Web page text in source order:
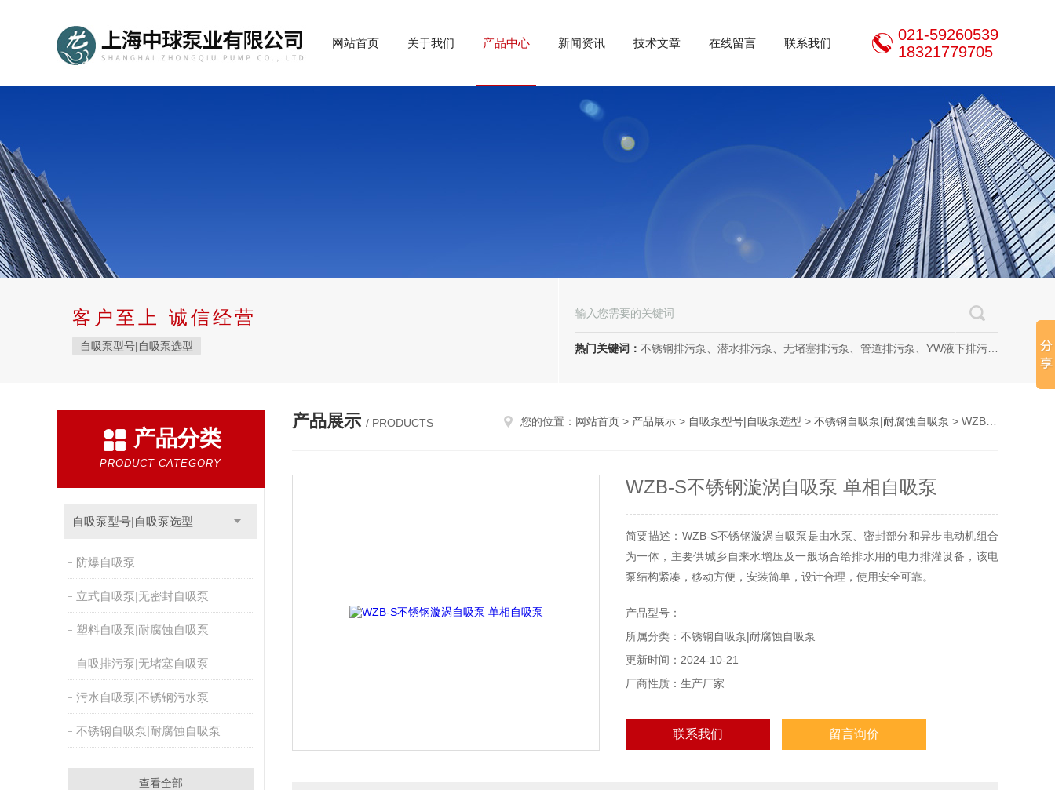
网站首页 关于我们 产品中心 新闻资讯 技术文章 在线留言 联系我们
021-59260539
18321779705
客户至上 诚信经营
自吸泵型号|自吸泵选型 热门关键词： 不锈钢排污泵、潜水排污泵、无堵塞排污泵、管道排污泵、YW液下排污泵、立式无堵塞排污泵、管道离心泵、无堵塞自吸泵、不锈钢离心泵
产品分类
PRODUCT CATEGORY
自吸泵型号|自吸泵选型
防爆自吸泵
立式自吸泵|无密封自吸泵
塑料自吸泵|耐腐蚀自吸泵
自吸排污泵|无堵塞自吸泵
污水自吸泵|不锈钢污水泵
不锈钢自吸泵|耐腐蚀自吸泵
查看全部
产品展示 / PRODUCTS 您的位置： 网站首页 > 产品展示 > 自吸泵型号|自吸泵选型 > 不锈钢自吸泵|耐腐蚀自吸泵 > WZB-S不锈钢漩涡自吸泵 单相自吸泵
WZB-S不锈钢漩涡自吸泵 单相自吸泵
简要描述：WZB-S不锈钢漩涡自吸泵是由水泵、密封部分和异步电动机组合
为一体，主要供城乡自来水增压及一般场合给排水用的电力排灌设备，该电
泵结构紧凑，移动方便，安装简单，设计合理，使用安全可靠。
产品型号：
所属分类：不锈钢自吸泵|耐腐蚀自吸泵
更新时间：2024-10-21
厂商性质：生产厂家
联系我们 留言询价